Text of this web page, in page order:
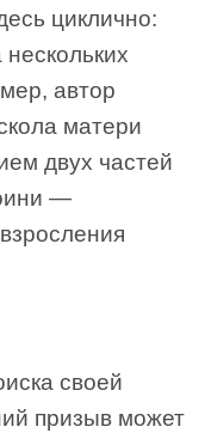
циклично:
автор
матери
двух частей
—
своей
призыв может